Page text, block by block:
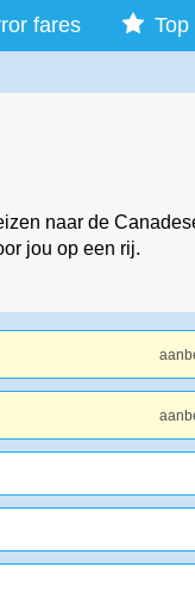
fares Top
naar de
jou op een rij.